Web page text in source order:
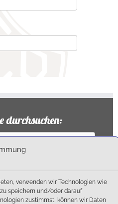
verwenden wir Technologien wie
speichern und/oder darauf
zustimmst, können wir Daten
durchsuchen:
Beiträge